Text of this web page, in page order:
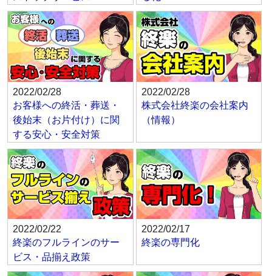
2022/02/28
お客様への終活・葬送・
後始末（お片付け）に関
する安心・安全対策
2022/02/28
株式会社終楽の会社案内
（情報）
2022/02/22
終楽のフルラインのサー
ビス・品揃え政策
2022/02/17
終楽の専門化